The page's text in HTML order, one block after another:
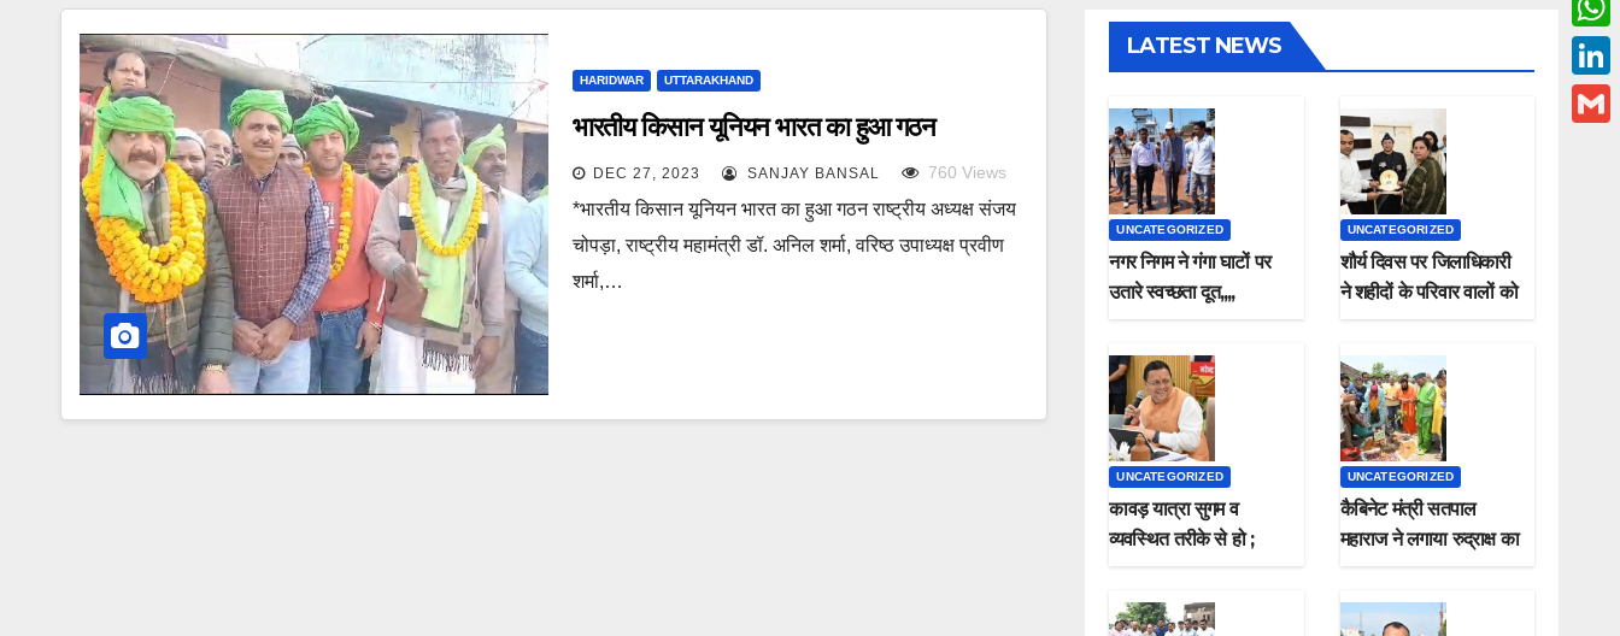
HARIDWAR UTTARAKHAND
भारतीय किसान यूनियन भारत का हुआ गठन
DEC 27, 2023 SANJAY BANSAL 760 Views
*भारतीय किसान यूनियन भारत का हुआ गठन राष्ट्रीय अध्यक्ष संजय
चोपड़ा, राष्ट्रीय महामंत्री डॉ. अनिल शर्मा, वरिष्ठ उपाध्यक्ष प्रवीण
शर्मा,…
LATEST NEWS
UNCATEGORIZED
नगर निगम ने गंगा घाटों पर
उतारे स्वच्छता दूत,,,,
UNCATEGORIZED
शौर्य दिवस पर जिलाधिकारी
ने शहीदों के परिवार वालों को
UNCATEGORIZED
कावड़ यात्रा सुगम व
व्यवस्थित तरीके से हो ;
UNCATEGORIZED
कैबिनेट मंत्री सतपाल
महाराज ने लगाया रुद्राक्ष का
c
e
b
w
i
W
h
a
L